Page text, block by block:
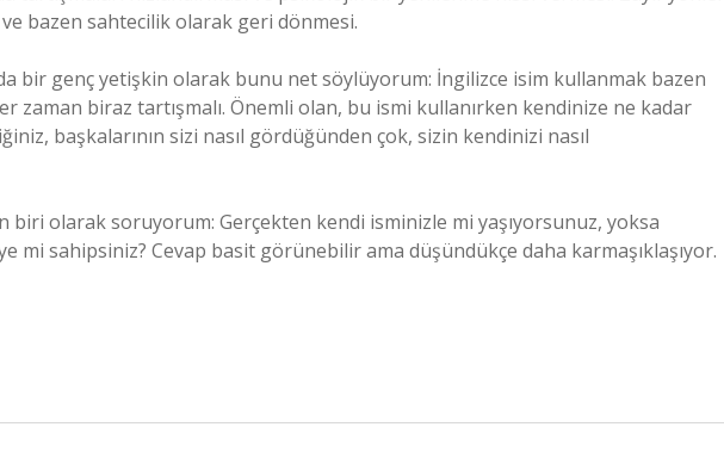
ve bazen sahtecilik olarak geri dönmesi.
bir genç yetişkin olarak bunu net söylüyorum: İngilizce isim kullanmak bazen
zaman biraz tartışmalı. Önemli olan, bu ismi kullanırken kendinize ne kadar
başkalarının sizi nasıl gördüğünden çok, sizin kendinizi nasıl
biri olarak soruyorum: Gerçekten kendi isminizle mi yaşıyorsunuz, yoksa
mi sahipsiniz? Cevap basit görünebilir ama düşündükçe daha karmaşıklaşıyor.